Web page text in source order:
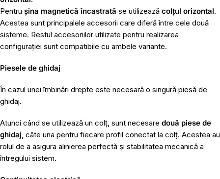
Pentru șina magnetică încastrată se utilizează colțul orizontal.
Acestea sunt principalele accesorii care diferă între cele două
sisteme. Restul accesoriilor utilizate pentru realizarea
configurației sunt compatibile cu ambele variante.
Piesele de ghidaj
În cazul unei îmbinări drepte este necesară o singură piesă de
ghidaj.
Atunci când se utilizează un colț, sunt necesare două piese de
ghidaj, câte una pentru fiecare profil conectat la colț. Acestea au
rolul de a asigura alinierea perfectă și stabilitatea mecanică a
întregului sistem.